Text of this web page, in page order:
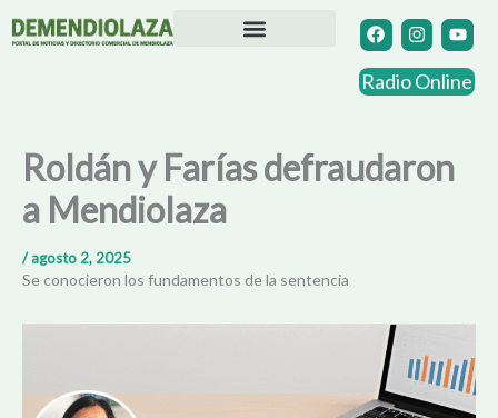
F
a
c
e
b
I
n
s
t
a
m
Y
o
u
t
u
Radio Online
Roldán y Farías defraudaron
a Mendiolaza
/agosto 2, 2025
Se conocieron los fundamentos de la sentencia